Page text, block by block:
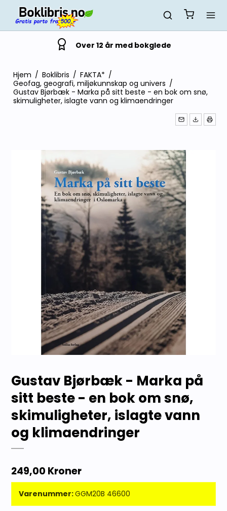
Over 12 år med bokglede
Hjem / Boklibris / FAKTA* /
Geofag, geografi, miljøkunnskap og univers /
Gustav Bjørbæk - Marka på sitt beste - en bok om snø,
skimuligheter, islagte vann og klimaendringer
Gustav Bjørbæk - Marka på
sitt beste - en bok om snø,
skimuligheter, islagte vann
og klimaendringer
249,00 Kroner
Varenummer:GGM20B 46600